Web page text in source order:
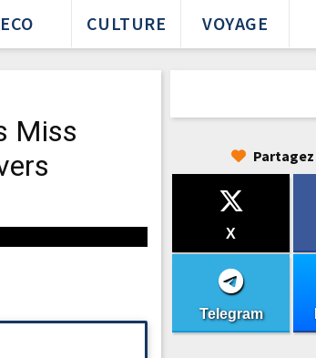
ECO CULTURE VOYAGE
Miss
Partagez
X
Telegram